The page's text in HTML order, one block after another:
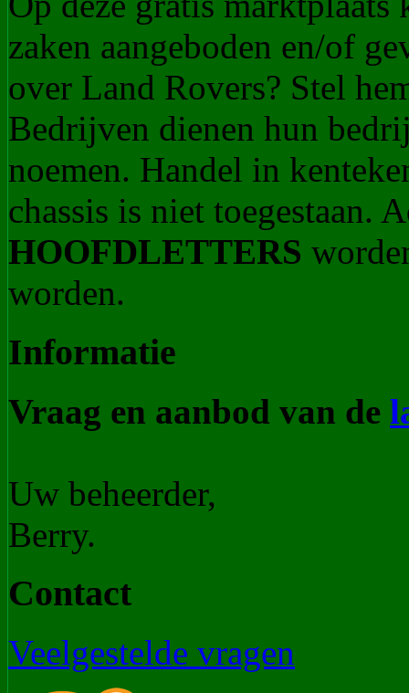
zaken aangeboden en/of
over Land Rovers? Stel
Bedrijven dienen hun
noemen. Handel in
chassis is niet toegestaan.
HOOFDLETTERS
worden.
Informatie
Vraag en aanbod van de
Uw beheerder,
Berry.
Contact
Veelgestelde vragen